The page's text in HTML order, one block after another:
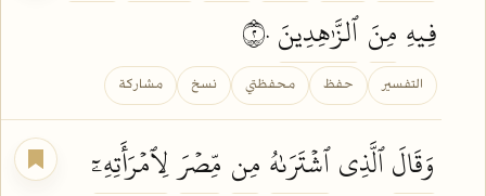
فِيهِ مِنَٱلزَّٰهِدِينَ
التفسير حفظ محفظتي نسخ مشاركة
وَقَالَٱلَّذِيٱشۡتَرَىٰهُ مِن مِّصۡرَلِٱمۡرَأَتِهِۦٓ